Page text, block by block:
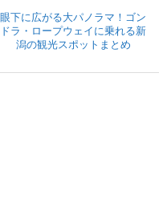
眼下に広がる大パノラマ！ゴン
ドラ・ロープウェイに乗れる新
潟の観光スポットまとめ